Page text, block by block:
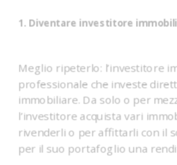
1. Diventare investitore
Meglio ripeterlo: l’investitore
professionale che investe
immobiliare. Da solo o per
l’investitore acquista vari
rivenderli o per affittarli con il
per il suo portafoglio una